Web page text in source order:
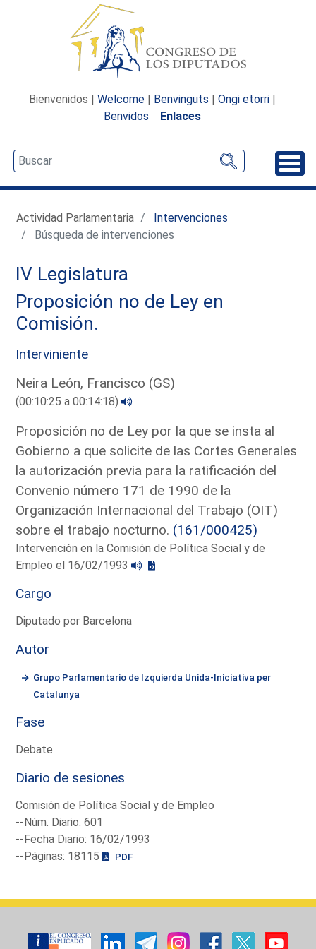
Bienvenidos | Welcome | Benvinguts | Ongi etorri |
Benvidos
Enlaces
Actividad Parlamentaria
Intervenciones
Búsqueda de intervenciones
IV Legislatura
Proposición no de Ley en
Comisión.
Interviniente
Neira León, Francisco (GS)
(00:10:25 a 00:14:18)
Proposición no de Ley por la que se insta al
Gobierno a que solicite de las Cortes Generales
la autorización previa para la ratificación del
Convenio número 171 de 1990 de la
Organización Internacional del Trabajo (OIT)
sobre el trabajo nocturno. (161/000425)
Intervención en la Comisión de Política Social y de
Empleo el 16/02/1993
Cargo
Diputado por Barcelona
Autor
Grupo Parlamentario de Izquierda Unida-Iniciativa per
Catalunya
Fase
Debate
Diario de sesiones
Comisión de Política Social y de Empleo
--Núm. Diario: 601
--Fecha Diario: 16/02/1993
--Páginas: 18115
PDF